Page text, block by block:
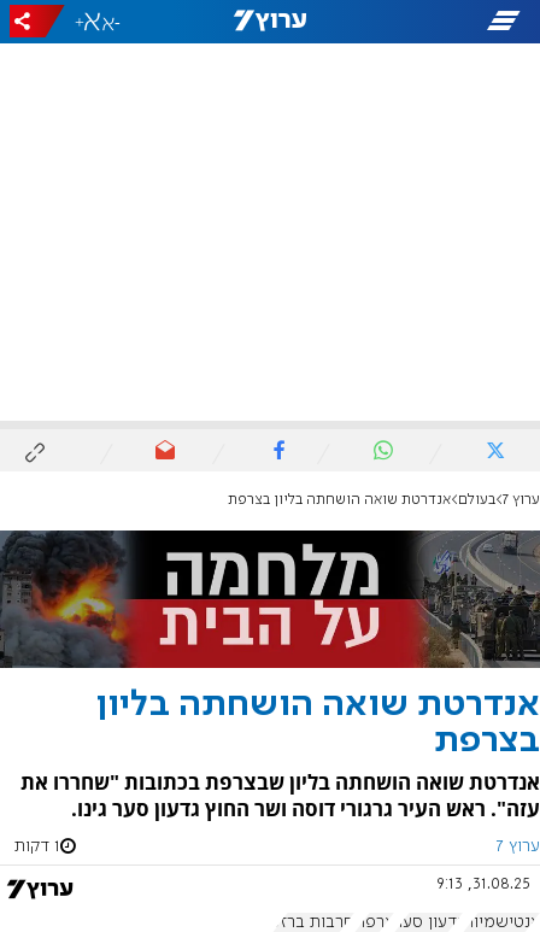
-
+
ערוץ 7 בעולם אנדרטת שואה הושחתה בליון בצרפת
אנדרטת שואה הושחתה בליון
בצרפת
אנדרטת שואה הושחתה בליון שבצרפת בכתובות "שחררו את
עזה". ראש העיר גרגורי דוסה ושר החוץ גדעון סער גינו.
ערוץ 7 1 דקות
31.08.25, 9:13
אנטישמיות גדעון סער צרפת חרבות ברזל